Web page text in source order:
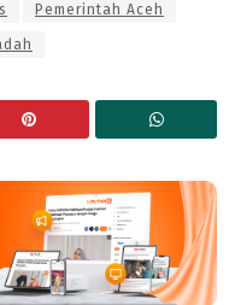
Pemerintah Aceh